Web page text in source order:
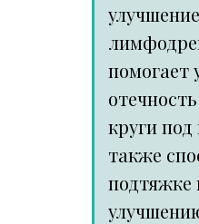
улучшение
помогает
круги
также
подтяжке